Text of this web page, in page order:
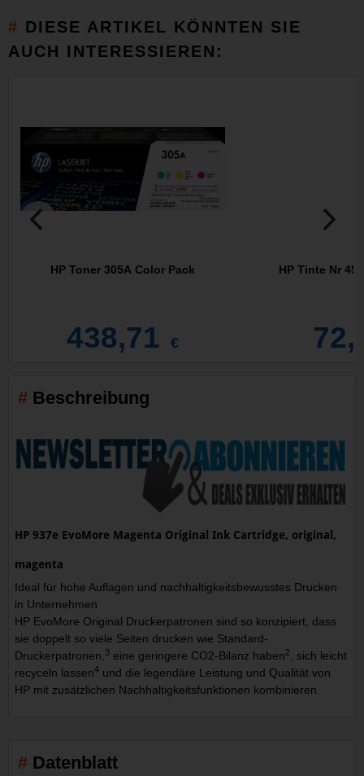
DIESE ARTIKEL KÖNNTEN SIE
AUCH INTERESSIEREN:
HP Toner 305A Color Pack
438,71 €
Beschreibung
HP 937e EvoMore Magenta Original Ink Cartridge, original,
magenta
Ideal für hohe Auflagen und nachhaltigkeitsbewusstes Drucken
in Unternehmen
HP EvoMore Original Druckerpatronen sind so konzipiert, dass
sie doppelt so viele Seiten drucken wie Standard-
Druckerpatronen, 3 eine geringere CO2-Bilanz haben2
, sich leicht
recyceln lassen4 und die legendäre Leistung und Qualität von
HP mit zusätzlichen Nachhaltigkeitsfunktionen kombinieren.
Datenblatt